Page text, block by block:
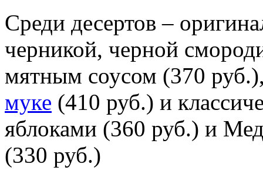
Среди десертов –
черникой, черной
мятным соусом (370
муке (410 руб.) и
яблоками (360 руб.) и
(330 руб.)